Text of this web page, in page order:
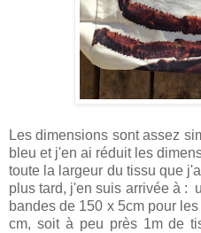
Les dimensions sont assez
bleu et j'en ai réduit les
toute la largeur du tissu que
plus tard, j'en suis arrivée à :
bandes de 150 x 5cm pour
cm, soit à peu près 1m de